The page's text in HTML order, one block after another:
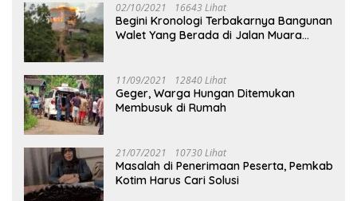
02/10/2021 16643 Lihat
Begini Kronologi Terbakarnya Bangunan
Walet Yang Berada di Jalan Muara
11/09/2021 12840 Lihat
Geger, Warga Hungan Ditemukan
Membusuk di Rumah
21/07/2021 10730 Lihat
Masalah di Penerimaan Peserta, Pemkab
Kotim Harus Cari Solusi